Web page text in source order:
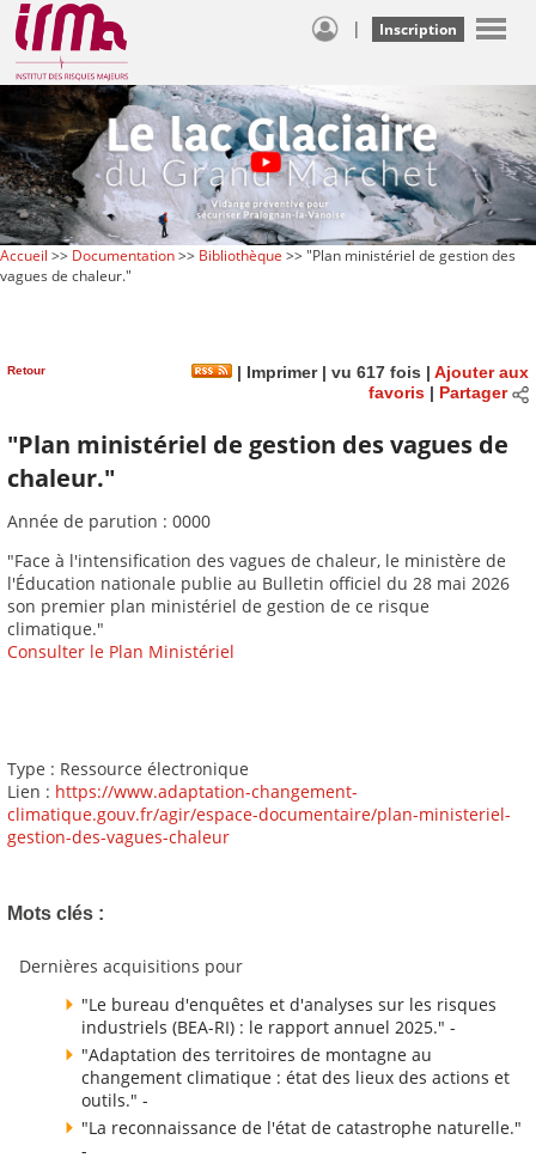
| Inscription
Accueil >> Documentation>> Bibliothèque >> "Plan ministériel de gestion des
vagues de chaleur."
Retour | Imprimer| vu 617 fois | Ajouter aux
favoris| Partager
"Plan ministériel de gestion des vagues de
chaleur."
Année de parution : 0000
"Face à l'intensification des vagues de chaleur, le ministère de
l'Éducation nationale publie au Bulletin officiel du 28 mai 2026
son premier plan ministériel de gestion de ce risque
climatique."
Consulter le Plan Ministériel
Type : Ressource électronique
Lien : https://www.adaptation-changement-
climatique.gouv.fr/agir/espace-documentaire/plan-ministeriel-
gestion-des-vagues-chaleur
Mots clés :
Dernières acquisitions pour
"Le bureau d'enquêtes et d'analyses sur les risques
industriels (BEA-RI) : le rapport annuel 2025." -
"Adaptation des territoires de montagne au
changement climatique : état des lieux des actions et
outils." -
"La reconnaissance de l'état de catastrophe naturelle."
-